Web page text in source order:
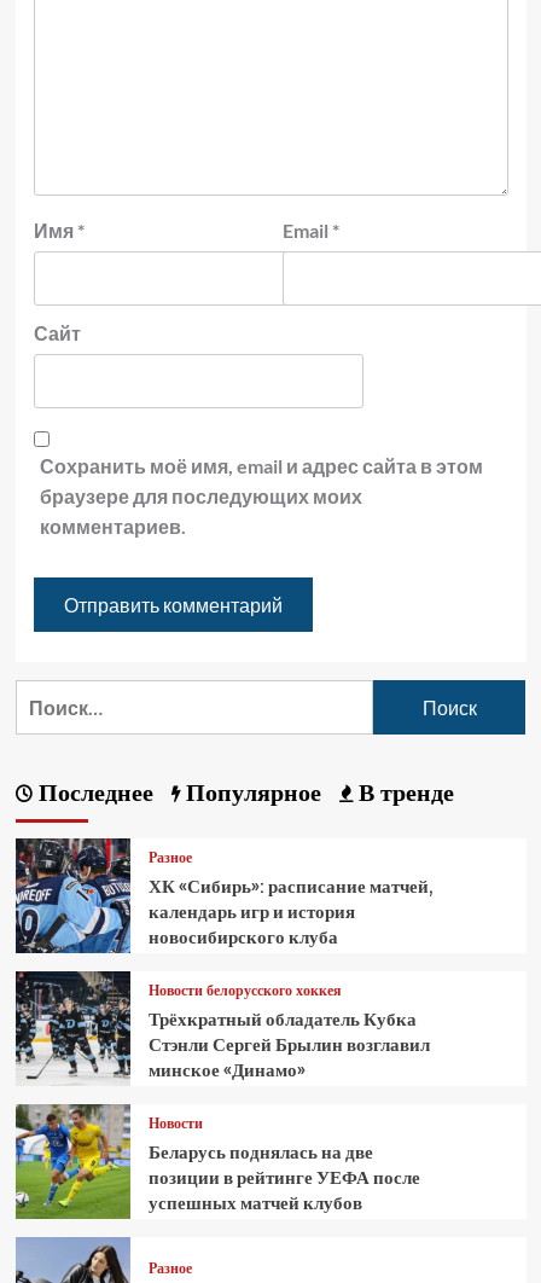
Имя * Email *
Сайт
Сохранить моё имя, email и адрес сайта в этом
браузере для последующих моих
комментариев.
Последнее Популярное В тренде
Разное
ХК «Сибирь»: расписание матчей,
календарь игр и история
новосибирского клуба
Новости белорусского хоккея
Трёхкратный обладатель Кубка
Стэнли Сергей Брылин возглавил
минское «Динамо»
Новости
Беларусь поднялась на две
позиции в рейтинге УЕФА после
успешных матчей клубов
Разное